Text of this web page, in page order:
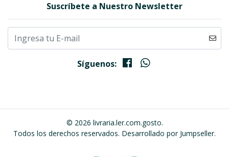
Suscríbete a Nuestro Newsletter
Síguenos:
© 2026 livraria.ler.com.gosto.
Todos los derechos reservados. Desarrollado por Jumpseller.